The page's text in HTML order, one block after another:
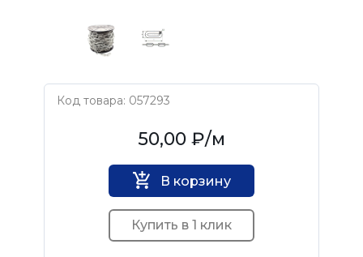
Код товара: 057293
50,00 ₽/м
В корзину
Купить в 1 клик